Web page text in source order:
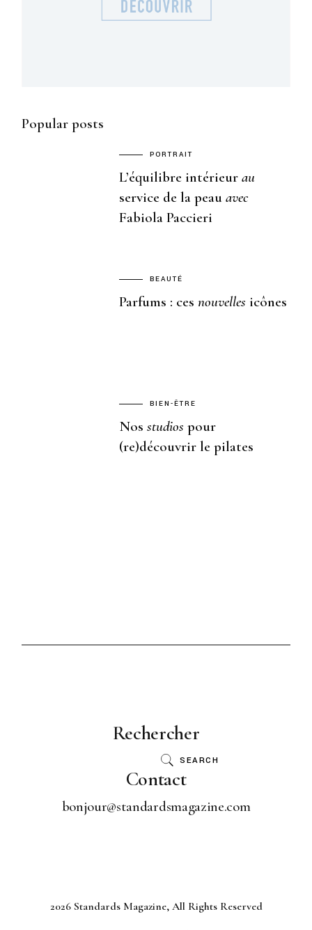
Popular posts
PORTRAIT
L’équilibre intérieurau
service de la peauavec
Fabiola Paccieri
BEAUTÉ
Parfums : cesnouvelles icônes
BIEN-ÊTRE
Nosstudios pour
(re)découvrir le pilates
Rechercher
SEARCH
Contact
bonjour@standardsmagazine.com
2026 Standards Magazine, All Rights Reserved